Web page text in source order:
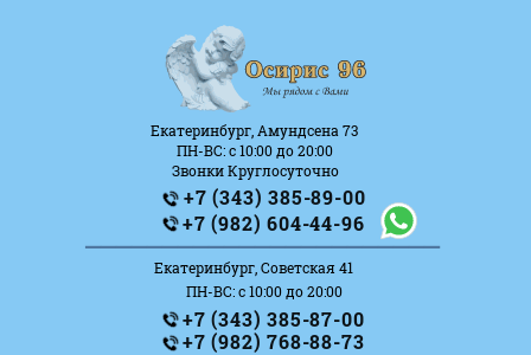
+7 (982) 604-44-96
+7 (343) 385-87-00
Екатеринбург, Амундсена 73
Екатеринбург, Советская 41
ПН-ВС: с 10:00 до 20:00
Звонки Круглосуточно
ПН-ВС: с 10:00 до 20:00
_______________________
+7 (982) 768-88-73
+7 (343) 385-89-00